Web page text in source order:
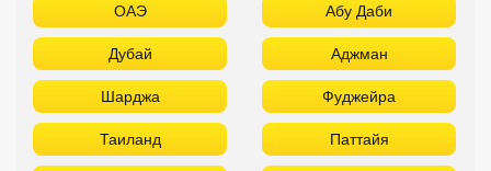
ОАЭ Абу Даби
Дубай Аджман
Шарджа Фуджейра
Таиланд Паттайя